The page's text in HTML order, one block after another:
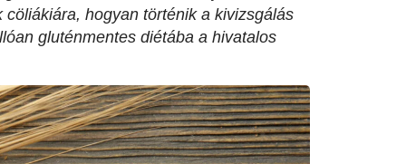
hogyan történik a kivizsgálás
gluténmentes diétába a hivatalos